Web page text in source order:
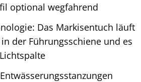
optional wegfahrend
Das Markisentuch läuft
der Führungsschiene und es